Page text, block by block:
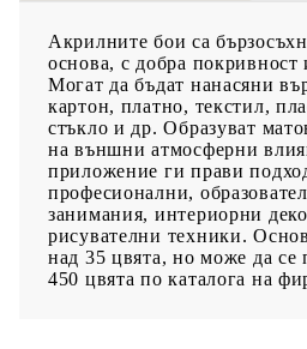
Акрилните бои са
основа, с добра покривност
Могат да бъдат нанасяни
картон, платно, текстил,
стъкло и др. Образуват
на външни атмосферни
приложение ги прави
професионални,
занимания, интериорни
рисувателни техники.
над 35 цвята, но може да се
450 цвята по каталога на